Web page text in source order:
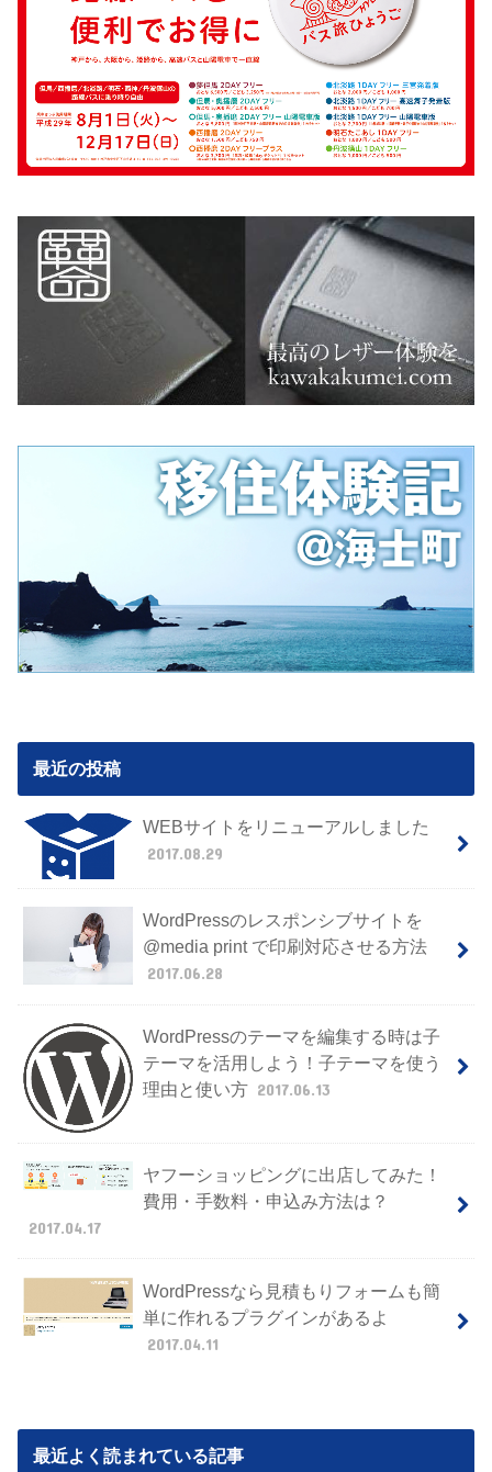
最近の投稿
WEBサイトをリニューアルしました
2017.08.29
WordPressのレスポンシブサイトを
@media print で印刷対応させる方法
2017.06.28
WordPressのテーマを編集する時は子
テーマを活用しよう！子テーマを使う
理由と使い方 2017.06.13
ヤフーショッピングに出店してみた！
費用・手数料・申込み方法は？
2017.04.17
WordPressなら見積もりフォームも簡
単に作れるプラグインがあるよ
2017.04.11
最近よく読まれている記事